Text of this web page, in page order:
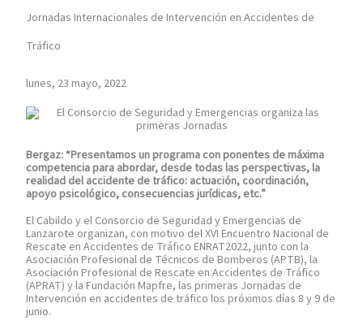
Jornadas Internacionales de Intervención en Accidentes de
Tráfico
lunes, 23 mayo, 2022
Bergaz: “Presentamos un programa con ponentes de máxima
competencia para abordar, desde todas las perspectivas, la
realidad del accidente de tráfico: actuación, coordinación,
apoyo psicológico, consecuencias jurídicas, etc.”
El Cabildo y el Consorcio de Seguridad y Emergencias de
Lanzarote organizan, con motivo del XVI Encuentro Nacional de
Rescate en Accidentes de Tráfico ENRAT2022, junto con la
Asociación Profesional de Técnicos de Bomberos (APTB), la
Asociación Profesional de Rescate en Accidentes de Tráfico
(APRAT) y la Fundación Mapfre, las primeras Jornadas de
Intervención en accidentes de tráfico los próximos días 8 y 9 de
junio.